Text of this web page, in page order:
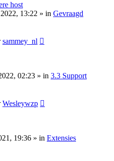
host
13:22 » in Gevraagd
sammey_nl
02:23 » in 3.3 Support
Wesleywzp
19:36 » in Extensies